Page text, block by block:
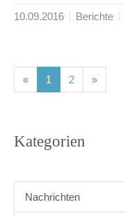
10.09.2016 Berichte
« 1 (current)
2(current)
»
Kategorien
Nachrichten